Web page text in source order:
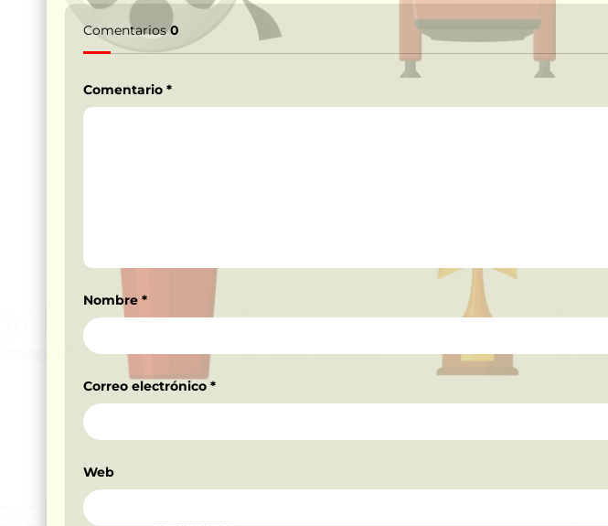
Comentarios0
Comentario *
Nombre *
Correo electrónico *
Web